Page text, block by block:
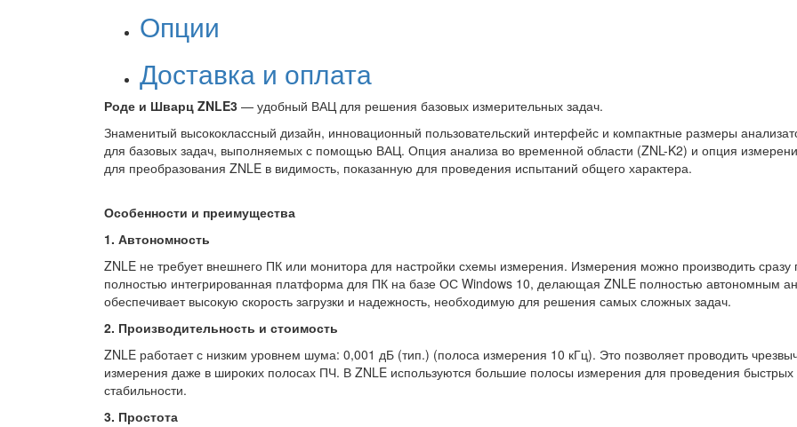
Опции
Доставка и оплата
Роде и Шварц ZNLE3 — удобный ВАЦ для решения базовых измерительных задач.
Знаменитый высококлассный дизайн, инновационный пользовательский интерфейс и компактные размеры
для базовых задач, выполняемых с помощью ВАЦ. Опция анализа во временной области (ZNL-K2) и опция
для преобразования ZNLE в видимость, показанную для проведения испытаний общего характера.
Особенности и преимущества
1. Автономность
ZNLE не требует внешнего ПК или монитора для настройки схемы измерения. Измерения можно производить
полностью интегрированная платформа для ПК на базе ОС Windows 10, делающая ZNLE полностью автономным
обеспечивает высокую скорость загрузки и надежность, необходимую для решения самых сложных задач.
2. Производительность и стоимость
ZNLE работает с низким уровнем шума: 0,001 дБ (тип.) (полоса измерения 10 кГц). Это позволяет проводить
измерения даже в широких полосах ПЧ. В ZNLE используются большие полосы измерения для проведения
стабильности.
3. Простота